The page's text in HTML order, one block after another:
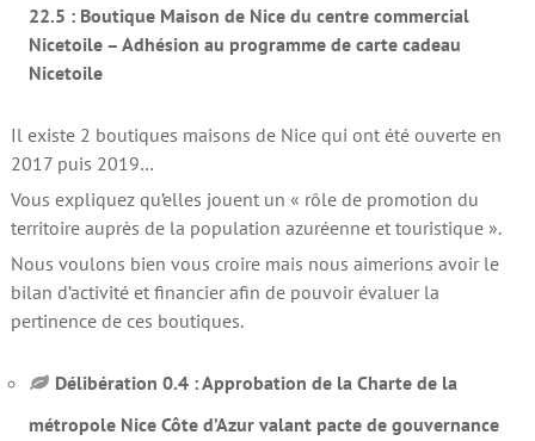
22.5 : Boutique Maison de Nice du centre commercial
Nicetoile – Adhésion au programme de carte cadeau
Nicetoile
Il existe 2 boutiques maisons de Nice qui ont été ouverte en
2017 puis 2019…
Vous expliquez qu’elles jouent un « rôle de promotion du
territoire auprès de la population azuréenne et touristique ».
Nous voulons bien vous croire mais nous aimerions avoir le
bilan d’activité et financier afin de pouvoir évaluer la
pertinence de ces boutiques.
Délibération 0.4 : Approbation de la Charte de la
métropole Nice Côte d’Azur valant pacte de gouvernance